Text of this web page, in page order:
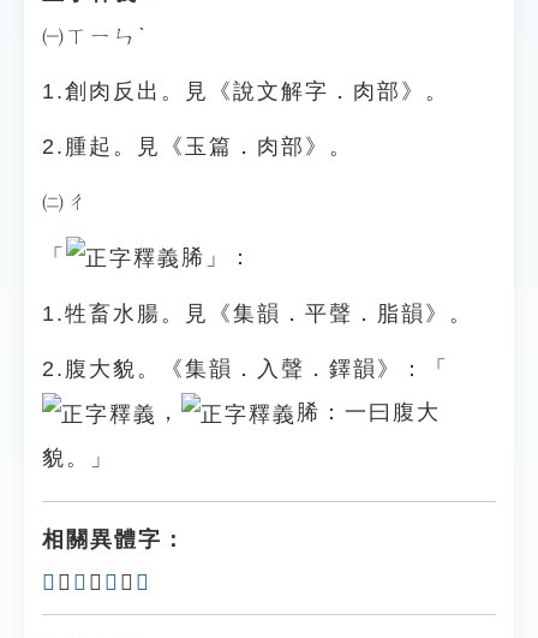
㈠ㄒㄧㄣˋ
1.創肉反出。見《說文解字．肉部》。
2.腫起。見《玉篇．肉部》。
㈡ㄔ
「 脪」：
1.牲畜水腸。見《集韻．平聲．脂韻》。
2.腹大貌。《集韻．入聲．鐸韻》：「
，
脪：一曰腹大
貌。」
相關異體字：
𤴾 、 㾙 、 𦜓 、 𦢯